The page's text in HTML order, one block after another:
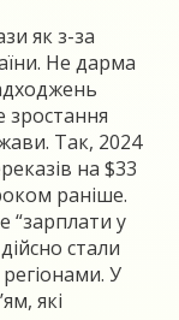
як з-за
Не дарма
зростання
Так, 2024
на $33
раніше.
“зарплати у
стали
У
які